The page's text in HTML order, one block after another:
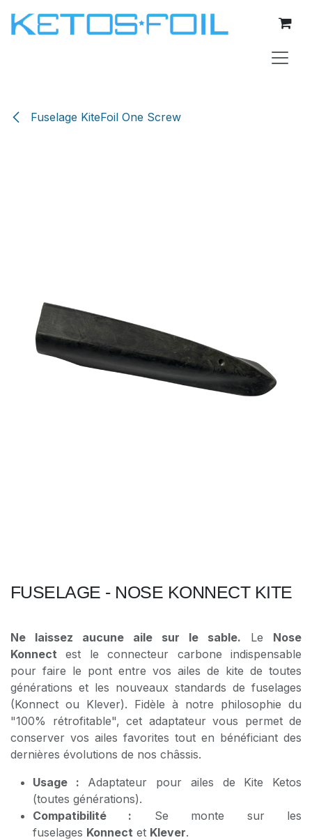
Fuselage KiteFoil One Screw
FUSELAGE - NOSE KONNECT KITE
Ne laissez aucune aile sur le sable. Le Nose
Konnect est le connecteur carbone indispensable
pour faire le pont entre vos ailes de kite de toutes
générations et les nouveaux standards de fuselages
(Konnect ou Klever). Fidèle à notre philosophie du
"100% rétrofitable", cet adaptateur vous permet de
conserver vos ailes favorites tout en bénéficiant des
dernières évolutions de nos châssis.
Usage : Adaptateur pour ailes de Kite Ketos
(toutes générations).
Compatibilité : Se monte sur les
fuselages Konnect et Klever.